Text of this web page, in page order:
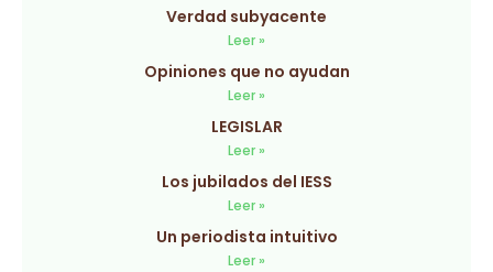
Verdad subyacente
Leer »
Opiniones que no ayudan
Leer »
LEGISLAR
Leer »
Los jubilados del IESS
Leer »
Un periodista intuitivo
Leer »